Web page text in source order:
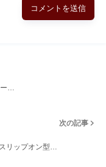
…
次の記事
リップオン型…